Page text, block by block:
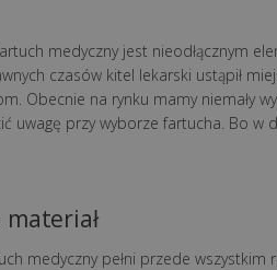
medyczny jest nieodłącznym
czasów kitel lekarski ustąpił
Obecnie na rynku mamy niemały
uwagę przy wyborze fartucha. Bo
materiał
medyczny pełni przede